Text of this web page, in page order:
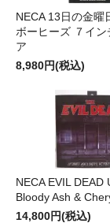
NECA 13日の金曜
ボーヒーズ ７イン
ア
8,980円(税込)
NECA EVIL DEAD
Bloody Ash &
14,800円(税込)